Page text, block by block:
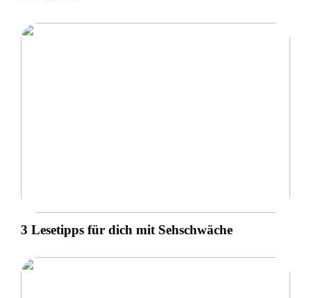
3 Lesetipps für dich mit Sehschwäche